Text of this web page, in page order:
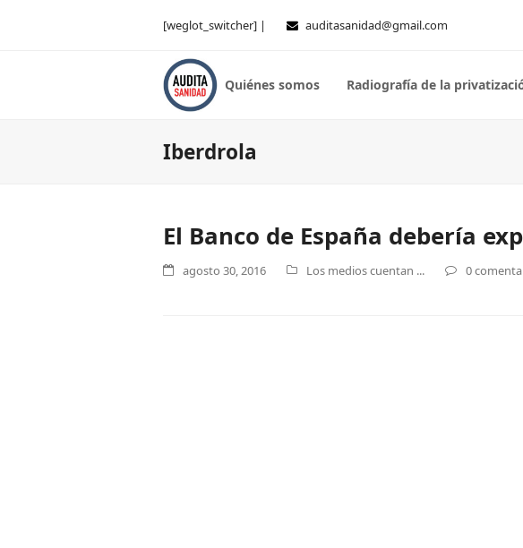
[weglot_switcher] | auditasanidad@gmail.com
Quiénes somos Radiografía de la
Iberdrola
El Banco de España debería
agosto 30, 2016 Los medios cuentan ... 0